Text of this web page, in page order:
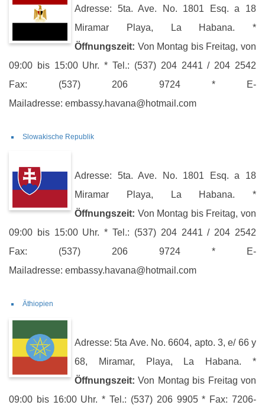
Adresse: 5ta. Ave. No. 1801 Esq. a 18
Miramar Playa, La Habana. *
Öffnungszeit: Von Montag bis Freitag, von
09:00 bis 15:00 Uhr. * Tel.: (537) 204 2441 / 204 2542
Fax: (537) 206 9724 * E-
Mailadresse: embassy.havana@hotmail.com
Slowakische Republik
Adresse: 5ta. Ave. No. 1801 Esq. a 18
Miramar Playa, La Habana. *
Öffnungszeit: Von Montag bis Freitag, von
09:00 bis 15:00 Uhr. * Tel.: (537) 204 2441 / 204 2542
Fax: (537) 206 9724 * E-
Mailadresse: embassy.havana@hotmail.com
Äthiopien
Adresse: 5ta Ave. No. 6604, apto. 3, e/ 66 y
68, Miramar, Playa, La Habana. *
Öffnungszeit: Von Montag bis Freitag von
09:00 bis 16:00 Uhr. * Tel.: (537) 206 9905 * Fax: 7206-